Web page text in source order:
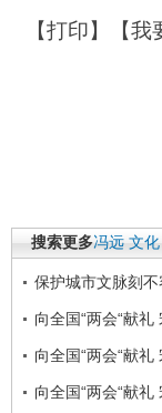
【打印】【我
搜索更多冯远 文化
保护城市文脉刻不
向全国“两会“献
向全国“两会“献
向全国“两会“献